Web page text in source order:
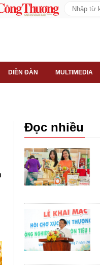
DIỄN ĐÀN MULTIMEDIA
Đọc nhiều